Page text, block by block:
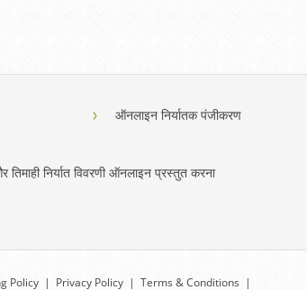
ऑनलाइन निर्यातक पंजीकरण
तिमाही निर्यात विवरणी ऑनलाइन प्रस्तुत करना
Policy | Privacy Policy | Terms & Conditions |